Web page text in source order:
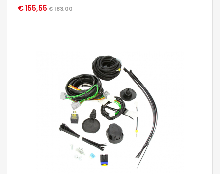
€ 155,55 € 183,00
OCCHIATA VELOCE